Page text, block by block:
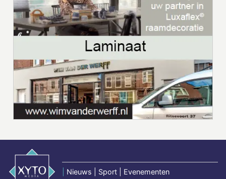
Nieuws | Sport | Evenementen